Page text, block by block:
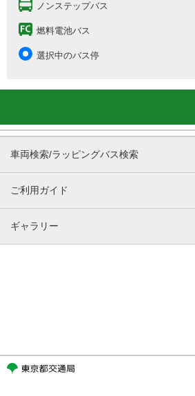
ノンステップバス
燃料電池バス
選択中のバス停
車両検索/ラッピングバス検索
ご利用ガイド
ギャラリー